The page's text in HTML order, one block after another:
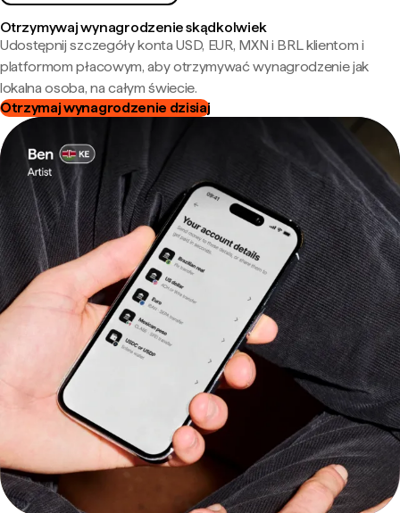
Otrzymywaj wynagrodzenie skądkolwiek
Udostępnij szczegóły konta USD, EUR, MXN i BRL klientom i
platformom płacowym, aby otrzymywać wynagrodzenie jak
lokalna osoba, na całym świecie.
Otrzymaj wynagrodzenie dzisiaj